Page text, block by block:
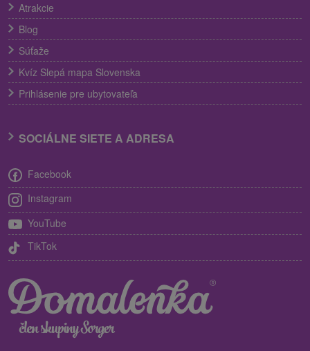
Atrakcie
Blog
Súťaže
Kvíz Slepá mapa Slovenska
Prihlásenie pre ubytovateľa
SOCIÁLNE SIETE A ADRESA
Facebook
Instagram
YouTube
TikTok